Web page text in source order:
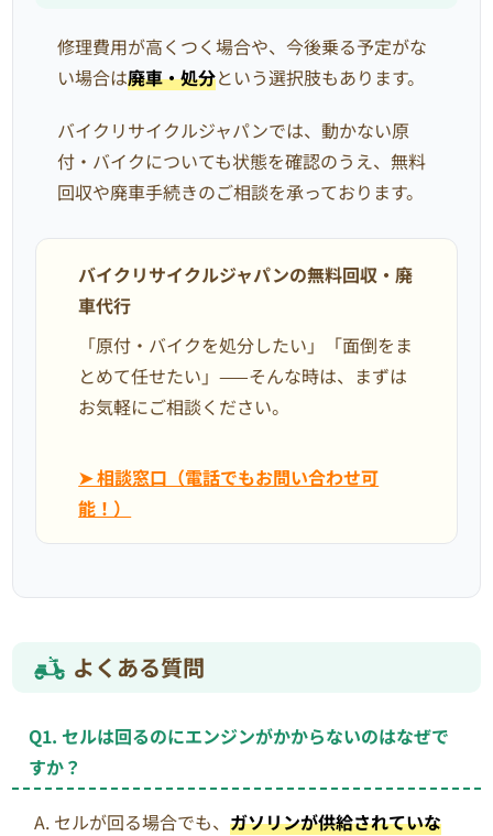
修理費用が高くつく場合や、今後乗る予定がな
い場合は廃車・処分という選択肢もあります。
バイクリサイクルジャパンでは、動かない原
付・バイクについても状態を確認のうえ、無料
回収や廃車手続きのご相談を承っております。
バイクリサイクルジャパンの無料回収・廃
車代行
「原付・バイクを処分したい」「面倒をま
とめて任せたい」——そんな時は、まずは
お気軽にご相談ください。
➤ 相談窓口（電話でもお問い合わせ可
能！）
よくある質問
Q1. セルは回るのにエンジンがかからないのはなぜで
すか？
A. セルが回る場合でも、ガソリンが供給されていな